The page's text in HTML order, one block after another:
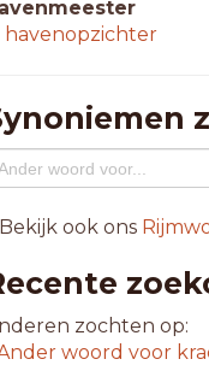
havenopzichter
ook ons
zochten op:
woord voor